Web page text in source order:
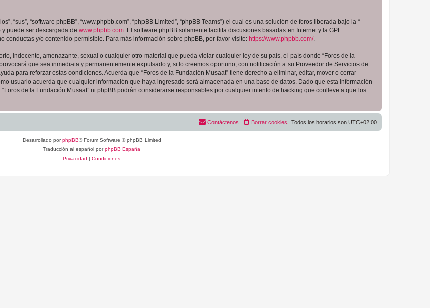
“sus”, “software phpBB”, “www.phpbb.com”, “phpBB Limited”, “phpBB Teams”) el cual es una solución de foros liberada bajo la “
y puede ser descargada de www.phpbb.com . El software phpBB solamente facilita discusiones basadas en Internet y la GPL
y/o contenido permisible. Para más información sobre phpBB, por favor visite: https://www.phpbb.com/.
indecente, amenazante, sexual o cualquier otro material que pueda violar cualquier ley de su país, el país donde “Foros de la
que sea inmediata y permanentemente expulsado y, si lo creemos oportuno, con notificación a su Proveedor de Servicios de
para reforzar estas condiciones. Acuerda que “Foros de la Fundación Musaat” tiene derecho a eliminar, editar, mover o cerrar
usuario acuerda que cualquier información que haya ingresado será almacenada en una base de datos. Dado que esta información
de la Fundación Musaat” ni phpBB podrán considerarse responsables por cualquier intento de hacking que conlleve a que los
Todos los horarios son UTC+02:00
Borrar cookies
Contáctenos
Desarrollado porphpBB® Forum Software © phpBB Limited
Traducción al español porphpBB España
Privacidad | Condiciones